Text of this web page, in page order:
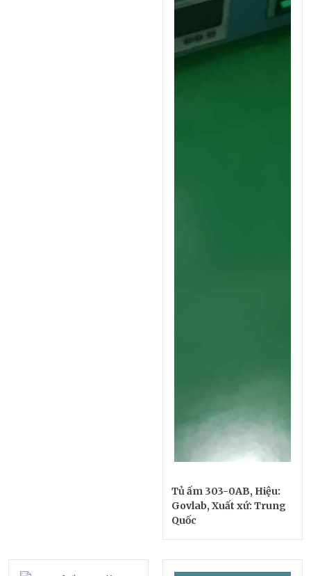
Tủ ấm 303-0AB, Hiệu:
Govlab, Xuất xứ: Trung
Quốc